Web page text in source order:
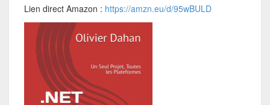
Lien direct Amazon : https://amzn.eu/d/95wBULD